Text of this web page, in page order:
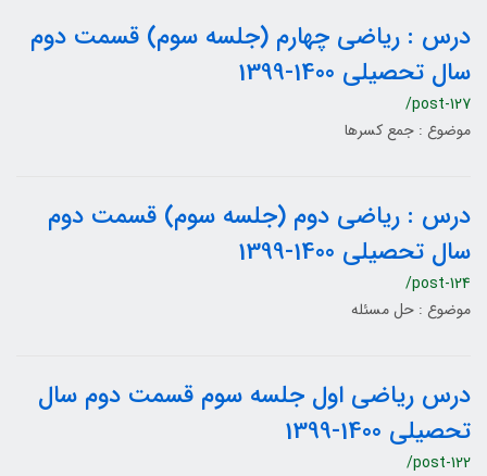
درس : ریاضی چهارم (جلسه سوم) قسمت دوم
سال تحصیلی 1400-1399
/post-127
موضوع : جمع کسرها
درس : ریاضی دوم (جلسه سوم) قسمت دوم
سال تحصیلی 1400-1399
/post-124
موضوع : حل مسئله
درس ریاضی اول جلسه سوم قسمت دوم سال
تحصیلی 1400-1399
/post-122